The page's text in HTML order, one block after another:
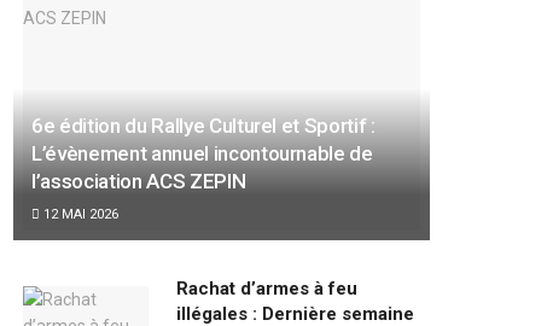
6e édition du Rallye Culturel et Sportif :
L’évènement annuel incontournable de
l’association ACS ZEPIN
12 MAI 2026
Rachat d’armes à feu
illégales : Dernière semaine